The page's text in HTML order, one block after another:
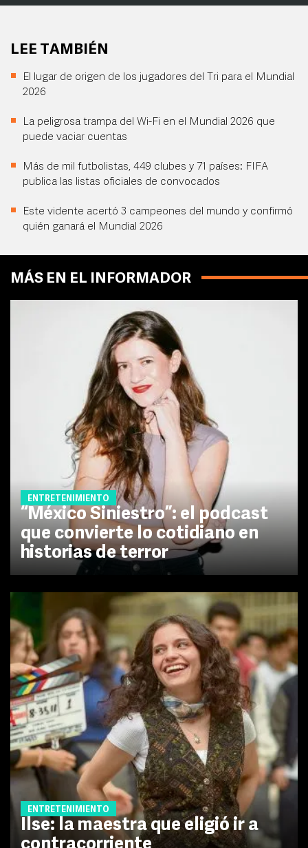
LEE TAMBIÉN
El lugar de origen de los jugadores del Tri para el Mundial
2026
La peligrosa trampa del Wi-Fi en el Mundial 2026 que
puede vaciar cuentas
Más de mil futbolistas, 449 clubes y 71 países: FIFA
publica las listas oficiales de convocados
Este vidente acertó 3 campeones del mundo y confirmó
quién ganará el Mundial 2026
MÁS EN EL INFORMADOR
ENTRETENIMIENTO
“México Siniestro”: el podcast
que convierte lo cotidiano en
historias de terror
ENTRETENIMIENTO
Ilse: la maestra que eligió ir a